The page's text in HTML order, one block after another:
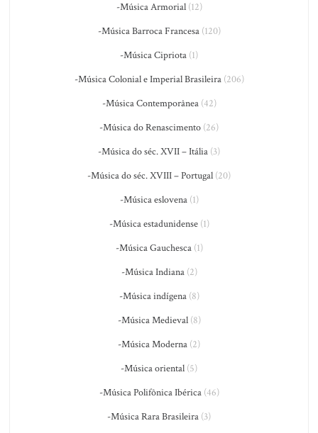
-Música Armorial(12)
-Música Barroca Francesa(120)
-Música Cipriota (1)
-Música Colonial e Imperial Brasileira(206)
-Música Contemporânea(42)
-Música do Renascimento (26)
-Música do séc. XVII – Itália (3)
-Música do séc. XVIII – Portugal (20)
-Música eslovena(1)
-Música estadunidense(1)
-Música Gauchesca(1)
-Música Indiana(2)
-Música indígena(8)
-Música Medieval(8)
-Música Moderna (2)
-Música oriental (5)
-Música Polifônica Ibérica(46)
-Música Rara Brasileira (3)